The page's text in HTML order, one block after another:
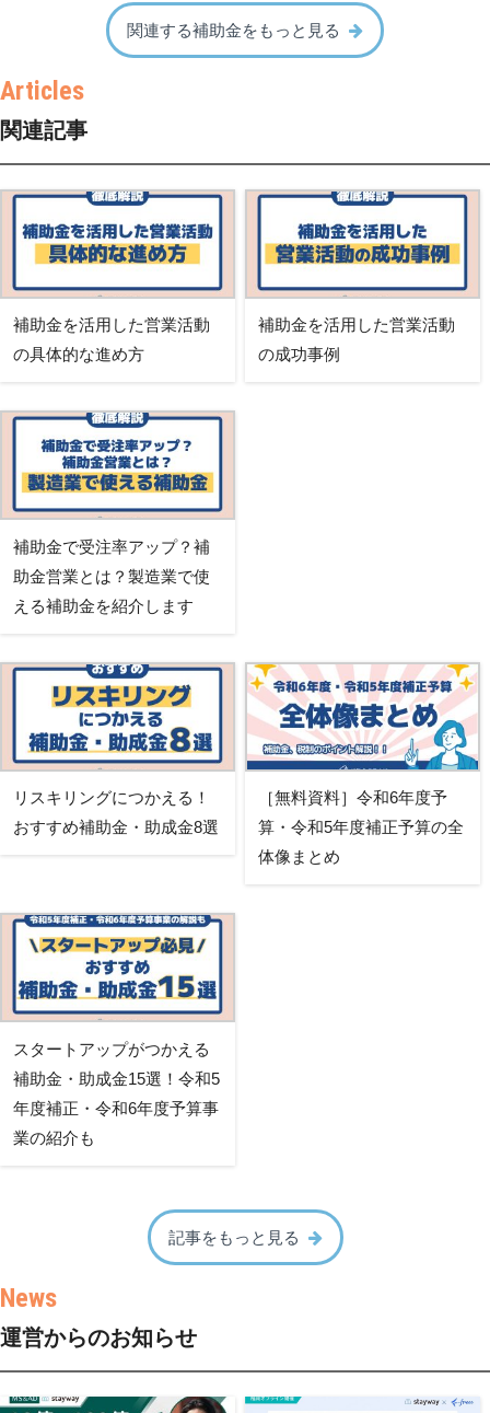
関連する補助金をもっと見る
関連記事
補助金を活用した営業活動
の具体的な進め方
補助金を活用した営業活動
の成功事例
補助金で受注率アップ？補
助金営業とは？製造業で使
える補助金を紹介します
リスキリングにつかえる！
おすすめ補助金・助成金8選
［無料資料］令和6年度予
算・令和5年度補正予算の全
体像まとめ
スタートアップがつかえる
補助金・助成金15選！令和5
年度補正・令和6年度予算事
業の紹介も
記事をもっと見る
運営からのお知らせ